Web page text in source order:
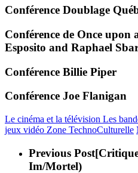
Conférence Doublage
Conférence de Once upon
Esposito and Raphael
Conférence Billie Piper
Conférence Joe Flanigan
Le cinéma et la télévision Les
jeux vidéo Zone TechnoCulturelle
Previous Post
Im/Mortel)